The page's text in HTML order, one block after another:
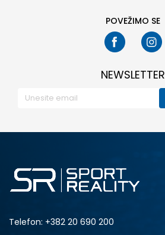
POVEŽIMO SE
NEWSLETTER
Telefon: +382 20 690 200